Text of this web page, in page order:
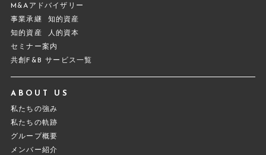
M&Aアドバイザリー
事業承継
知的資産
知的資産
人的資本
セミナー案内
共創F&B サービス一覧
ABOUT US
私たちの強み
私たちの軌跡
グループ概要
メンバー紹介